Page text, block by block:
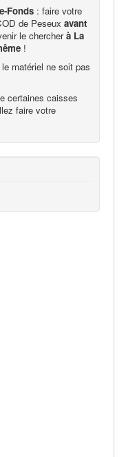
Fonds : faire votre
de Peseux avant
le chercherà La
!
matériel ne soit pas
certaines caisses
faire votre